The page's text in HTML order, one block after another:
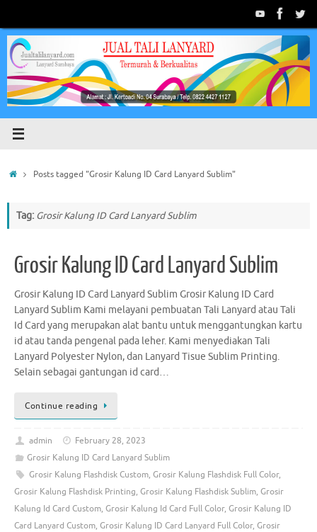
content
HomePosts tagged "Grosir Kalung ID Card Lanyard Sublim"
Tag: Grosir Kalung ID Card Lanyard Sublim
Grosir Kalung ID Card Lanyard Sublim
Grosir Kalung ID Card Lanyard Sublim Grosir Kalung ID Card
Lanyard Sublim Kami melayani pembuatan Tali Lanyard atau Tali
Id Card yang merupakan alat bantu untuk menggantungkan kartu
id atau tanda pengenal pada leher. Kami menyediakan Tali
Lanyard Polyester Nylon, dan Lanyard Tisue Sublim Printing.
Selain sebagai gantungan id card…
Continue reading
admin
February 28, 2023
Grosir Kalung ID Card Lanyard Sublim
Grosir Kalung Flashdisk Custom, Grosir Kalung Flashdisk Full Color,
Grosir Kalung Flashdisk Printing, Grosir Kalung Flashdisk Sublim, Grosir
Kalung Id Card Custom, Grosir Kalung Id Card Full Color, Grosir Kalung ID
Card Lanyard Custom, Grosir Kalung ID Card Lanyard Full Color, Grosir